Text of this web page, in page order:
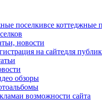
содержанию
поселкивсе коттеджные
новости
на сайтедля
обзоры
и возможности сайта